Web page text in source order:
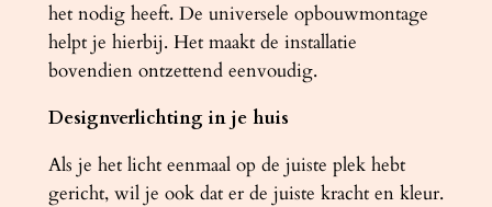
het nodig heeft. De universele opbouwmontage
helpt je hierbij. Het maakt de installatie
bovendien ontzettend eenvoudig.
Designverlichting in je huis
Als je het licht eenmaal op de juiste plek hebt
gericht, wil je ook dat er de juiste kracht en kleur.